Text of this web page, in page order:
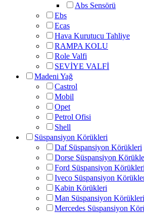
Abs Sensörü
Ebs
Ecas
Hava Kurutucu Tahliye
RAMPA KOLU
Role Valfi
SEVİYE VALFİ
Madeni Yağ
Castrol
Mobil
Opet
Petrol Ofisi
Shell
Süspansiyon Körükleri
Daf Süspansiyon Körükleri
Dorse Süspansiyon
Ford Süspansiyon Körükleri
Iveco Süspansiyon
Kabin Körükleri
Man Süspansiyon Körükleri
Mercedes Süspansiyon